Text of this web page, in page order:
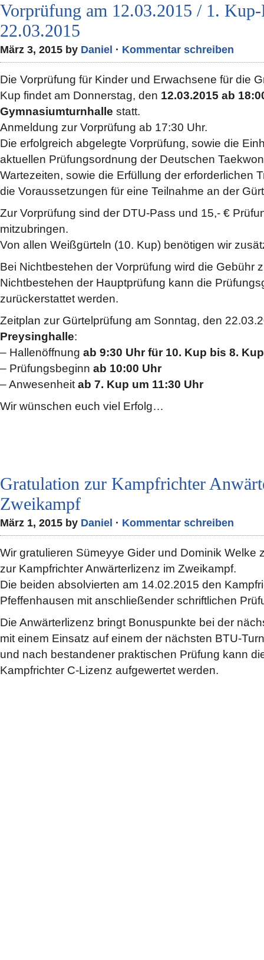
Vorprüfung am 12.03.2015 / 1.
22.03.2015
März 3, 2015 by Daniel · Kommentar schreiben
Die Vorprüfung für Kinder und Erwachsene für die
Kup findet am Donnerstag, den 12.03.2015 ab
Gymnasiumturnhalle statt.
Anmeldung zur Vorprüfung ab 17:30 Uhr.
Die erfolgreich abgelegte Vorprüfung, sowie die
aktuellen Prüfungsordnung der Deutschen
Wartezeiten, sowie die Erfüllung der erforderlichen
die Voraussetzungen für eine Teilnahme an der
Zur Vorprüfung sind der DTU-Pass und 15,- €
mitzubringen.
Von allen Weißgürteln (10. Kup) benötigen wir
Bei Nichtbestehen der Vorprüfung wird die Gebühr
Nichtbestehen der Hauptprüfung kann die
zurückerstattet werden.
Zeitplan zur Gürtelprüfung am Sonntag, den
Preysinghalle:
– Hallenöffnung ab 9:30 Uhr für 10. Kup bis 8. Kup
– Prüfungsbeginn ab 10:00 Uhr
– Anwesenheit ab 7. Kup um 11:30 Uhr
Wir wünschen euch viel Erfolg…
Gratulation zur Kampfrichter
Zweikampf
März 1, 2015 by Daniel · Kommentar schreiben
Wir gratulieren Sümeyye Gider und Dominik Welke
zur Kampfrichter Anwärterlizenz im Zweikampf.
Die beiden absolvierten am 14.02.2015 den
Pfeffenhausen mit anschließender schriftlichen
Die Anwärterlizenz bringt Bonuspunkte bei der
mit einem Einsatz auf einem der nächsten BTU-
und nach bestandener praktischen Prüfung kann
Kampfrichter C-Lizenz aufgewertet werden.